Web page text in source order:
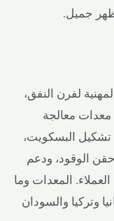
جميل.
لفرن النفق،
معالجة
تشكيل البسكويت،
حقن الوقود، ودعم
المعدات وما
وتركيا والسودان